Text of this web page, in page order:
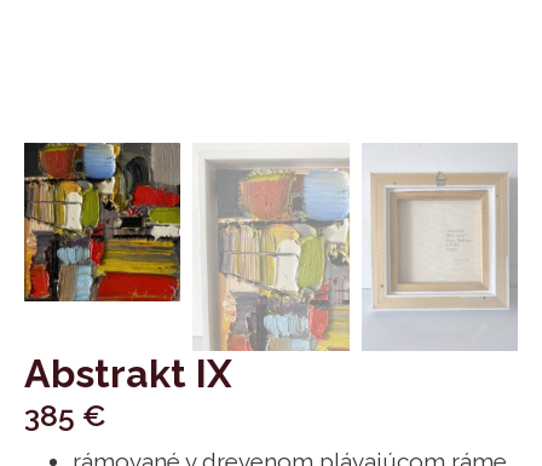
Abstrakt IX
385 €